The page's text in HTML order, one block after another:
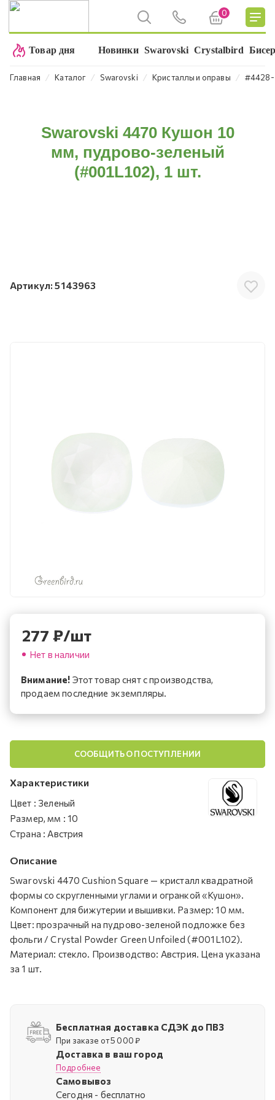
0
Товар дня Новинки Swarovski Crystalbird
Главная ⁄ Каталог ⁄ Swarovski ⁄ Кристаллы и оправы ⁄ #4428-
Swarovski 4470 Кушон 10
мм, пудрово-зеленый
(#001L102), 1 шт.
Артикул: 5143963
277 ₽/шт
Нет в наличии
Внимание! Этот товар снят с производства,
продаем последние экземпляры.
СООБЩИТЬ О ПОСТУПЛЕНИИ
Характеристики
Цвет : Зеленый
Размер, мм : 10
Страна : Австрия
Описание
Swarovski 4470 Cushion Square — кристалл квадратной
формы со скругленными углами и огранкой «Кушон».
Компонент для бижутерии и вышивки. Размер: 10 мм.
Цвет: прозрачный на пудрово-зеленой подложке без
фольги / Crystal Powder Green Unfoiled (#001L102).
Материал: стекло. Производство: Австрия. Цена указана
за 1 шт.
Бесплатная доставка СДЭК до ПВЗ
При заказе от 5 000 ₽
Доставка в ваш город
Подробнее
Самовывоз
Cегодня - бесплатно